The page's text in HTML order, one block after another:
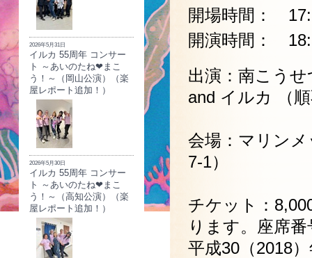
2026年5月31日
イルカ 55周年 コンサー
ト ～あいのたね❤まこ
う！～（岡山公演）（楽
屋レポート追加！）
2026年5月30日
イルカ 55周年 コンサー
ト ～あいのたね❤まこ
う！～（高知公演）（楽
屋レポート追加！）
開場時間：
開演時間：
出演：南こう
and イルカ （
会場：マリンメ
7-1）
チケット：
ります。座席
平成30（2018